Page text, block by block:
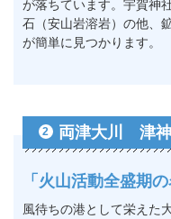
が落ちています。宇賀神
石（安山岩溶岩）の他、
が簡単に見つかります。
2 両津大川 津
「火山活動全盛期の
風待ちの港として栄えた